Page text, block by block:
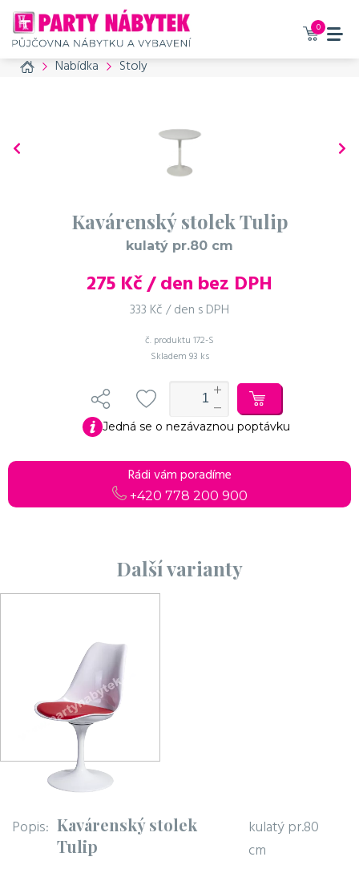
0
Home Nabídka Stoly
Kavárenský stolek Tulip
kulatý pr.80 cm
275 Kč / den bez DPH
333 Kč / den s DPH
č. produktu 172-S
Skladem 93 ks
Jedná se o nezávaznou poptávku
Rádi vám poradíme
+420 778 200 900
Další varianty
Popis: Kavárenský stolek
Tulip
kulatý pr.80
cm